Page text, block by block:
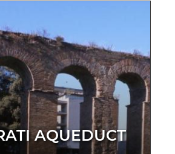
AQUEDUCT